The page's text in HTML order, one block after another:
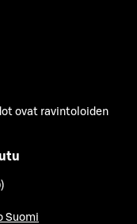
ovat ravintoloiden
Suomi